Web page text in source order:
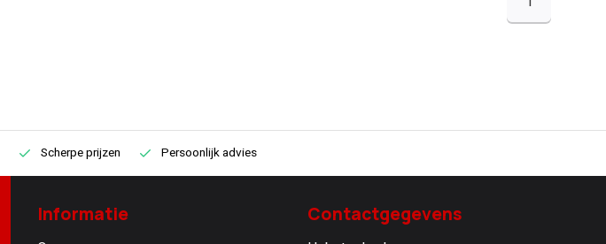
Scherpe prijzen Persoonlijk advies
Informatie Contactgegevens